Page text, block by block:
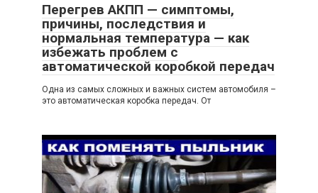
Перегрев АКПП — симптомы,
причины, последствия и
нормальная температура — как
избежать проблем с
автоматической коробкой передач
Одна из самых сложных и важных систем автомобиля –
это автоматическая коробка передач. От